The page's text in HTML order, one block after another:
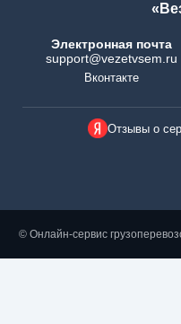
Электронная почта
support@vezetvsem.ru
Вконтакте
Отзывы о
© Онлайн-сервис